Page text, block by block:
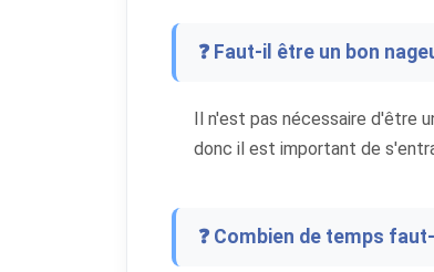
❓ Faut-il être un bon
Il n'est pas nécessaire d'être
donc il est important de
❓ Combien de temps